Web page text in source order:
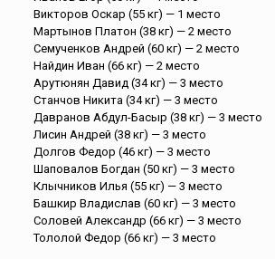
Викторов Оскар (55 кг) — 1 место
Мартынов Платон (38 кг) — 2 место
Семученков Андрей (60 кг) — 2 место
Найдин Иван (66 кг) — 2 место
Арутюнян Давид (34 кг) — 3 место
Станчов Никита (34 кг) — 3 место
Давранов Абдул-Басыр (38 кг) — 3 место
Лисин Андрей (38 кг) — 3 место
Долгов Федор (46 кг) — 3 место
Шаповалов Богдан (50 кг) — 3 место
Клычников Илья (55 кг) — 3 место
Башкир Владислав (60 кг) — 3 место
Соловей Александр (66 кг) — 3 место
Тололой Федор (66 кг) — 3 место